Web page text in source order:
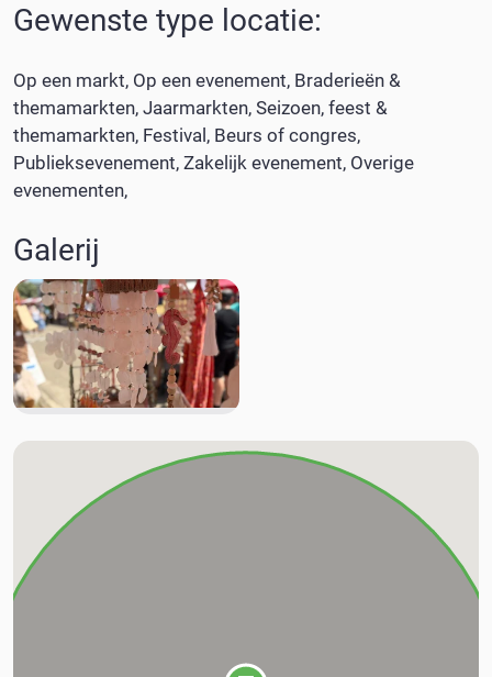
Gewenste type locatie:
Op een markt Op een evenement Braderieën &
themamarkten Jaarmarkten Seizoen, feest &
themamarkten Festival Beurs of congres
Publieksevenement Zakelijk evenement Overige
evenementen
Galerij